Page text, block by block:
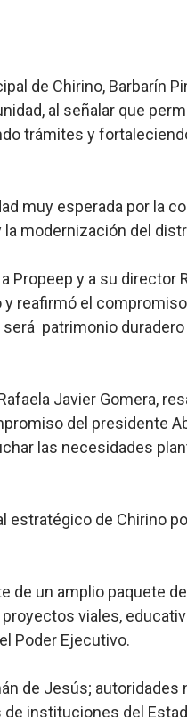
de Chirino, Barbarín
al señalar que
trámites y
muy esperada por la
la modernización del
Propeep y a su director
reafirmó el
patrimonio
Javier Gomera,
del presidente
las necesidades
estratégico de Chirino
de un amplio paquete
viales,
Poder Ejecutivo.
de Jesús; autoridades
instituciones del